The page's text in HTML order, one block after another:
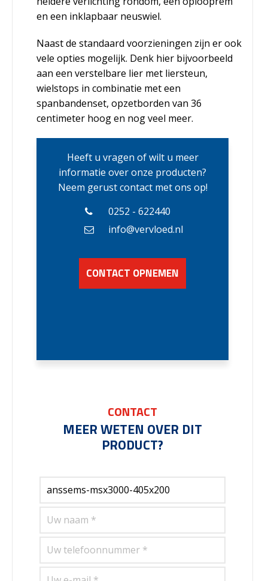
en een inklapbaar neuswiel.
Naast de standaard voorzieningen zijn er ook
vele opties mogelijk. Denk hier bijvoorbeeld
aan een verstelbare lier met liersteun,
wielstops in combinatie met een
spanbandenset, opzetborden van 36
centimeter hoog en nog veel meer.
Heeft u vragen of wilt u meer
informatie over onze producten?
Neem gerust contact met ons op!
0252 - 622440
info@vervloed.nl
CONTACT OPNEMEN
CONTACT
MEER WETEN OVER DIT
PRODUCT?